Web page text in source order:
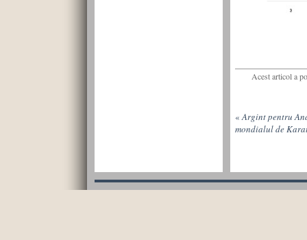
Acest articol a
«Argint pentru
mondialul de